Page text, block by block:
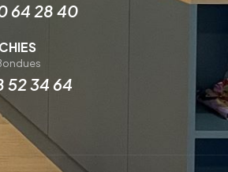
64 28 40
52 34 64